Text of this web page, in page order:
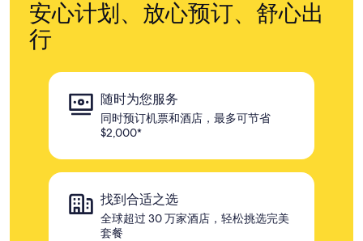
安心计划、放心预订、舒心出
行
随时为您服务
同时预订机票和酒店，最多可节省
$2,000*
找到合适之选
全球超过 30 万家酒店，轻松挑选完美
套餐